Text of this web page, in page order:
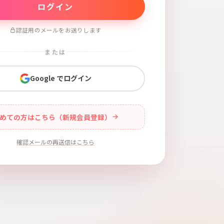
認証用のメールをお送りします
または
Google でログイン
ての方はこちら（新規会員登録）
確認メールの再送信はこちら